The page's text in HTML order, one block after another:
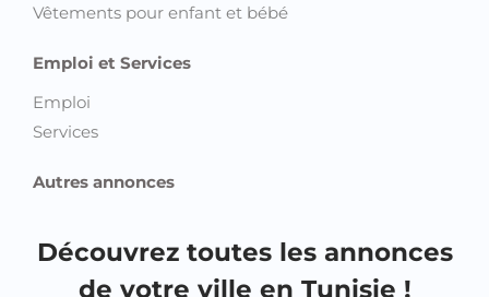
Vêtements pour enfant et bébé
Emploi et Services
Emploi
Services
Autres annonces
Découvrez toutes les annonces
de votre ville en Tunisie !